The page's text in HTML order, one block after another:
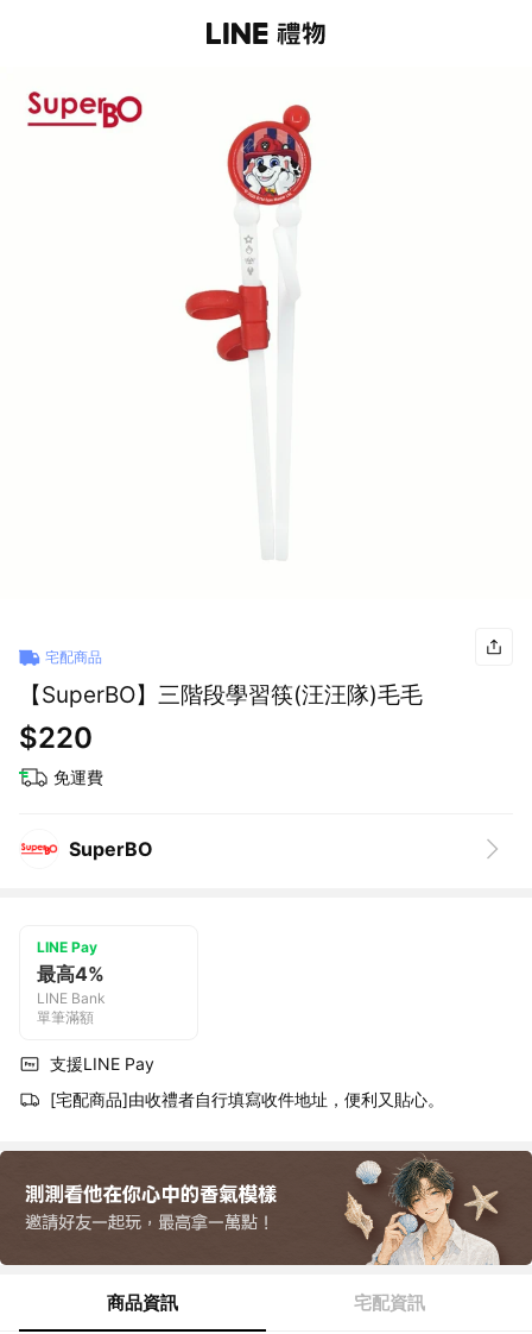
宅配商品
【SuperBO】三階段學習筷(汪汪隊)毛毛
$220
免運費
SuperBO
LINE Pay
最高4%
LINE Bank
單筆滿額
支援LINE Pay
[宅配商品]由收禮者自行填寫收件地址，便利又貼心。
商品資訊 宅配資訊